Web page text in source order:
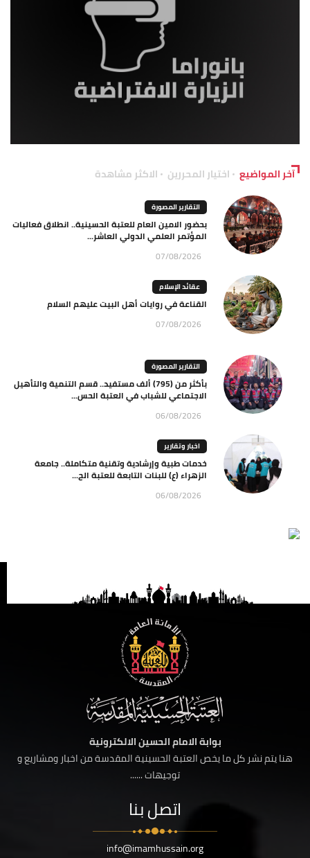
آخر المواضيع اختيار المحررين الاكثر مشاهدة
التقارير المصورة
بحضور الامين العام للعتبة الحسينية.. انطلاق فعاليات
المؤتمر العلمي الدولي العاشر...
07/08/2026
عقائد الإسلام
القناعة في روايات أهل البيت عليهم السلام
07/08/2026
التقارير المصورة
بأكثر من (795) ألف مستفيد.. قسم التنمية والتأهيل
الاجتماعي للشباب في العتبة الحس...
06/08/2026
اخبار وتقارير
خدمات طبية وإرشادية وتقنية متكاملة.. جامعة
الزهراء (ع) للبنات التابعة للعتبة الح...
06/08/2026
بوابة الامام الحسين الالكترونية
هنا يتم نشر كل ما يخص العتبة الحسينية المقدسة من اخبار ومشاريع و
توجيهات ......
اتصل بنا
info@imamhussain.org